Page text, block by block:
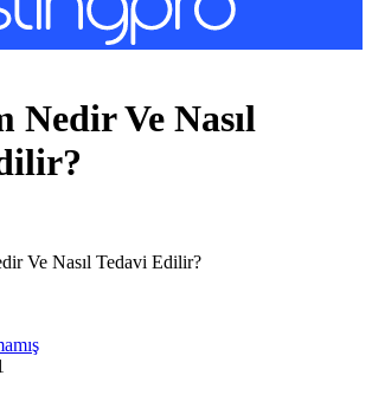
Nedir Ve Nasıl
Ve Nasıl Tedavi Edilir?